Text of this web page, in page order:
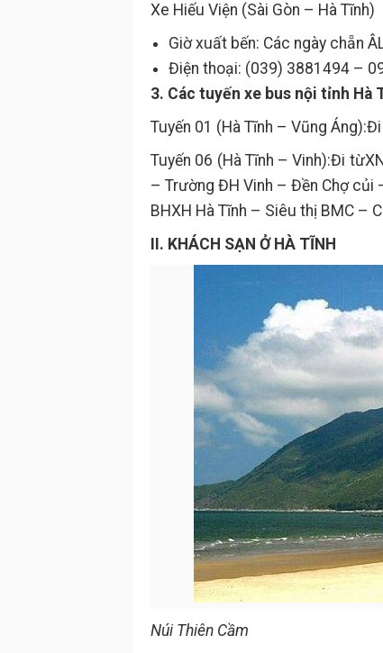
Xe Hiếu Viện (Sài Gòn – Hà Tĩnh)
Giờ xuất bến: Các ngày chẵn
Điện thoại: (039) 3881494 –
3. Các tuyến xe bus nội tỉnh Hà
Tuyến 01 (Hà Tĩnh – Vũng
Tuyến 06 (Hà Tĩnh – Vinh):Đi
– Trường ĐH Vinh – Đền Chợ củi
BHXH Hà Tĩnh – Siêu thị BMC –
II. KHÁCH SẠN Ở HÀ TĨNH
Núi Thiên Cầm